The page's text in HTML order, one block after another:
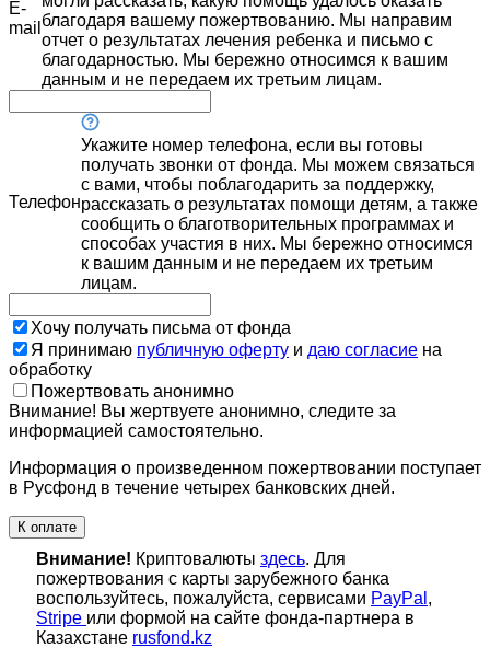
E-
mail благодаря вашему пожертвованию. Мы направим
отчет о результатах лечения ребенка и письмо с
благодарностью. Мы бережно относимся к вашим
данным и не передаем их третьим лицам.
Телефон
Укажите номер телефона, если вы готовы
получать звонки от фонда. Мы можем связаться
с вами, чтобы поблагодарить за поддержку,
рассказать о результатах помощи детям, а также
сообщить о благотворительных программах и
способах участия в них. Мы бережно относимся
к вашим данным и не передаем их третьим
лицам.
Хочу получать письма от фонда
Я принимаю публичную оферту и даю согласие на
обработку
Пожертвовать анонимно
Внимание! Вы жертвуете анонимно, следите за
информацией самостоятельно.
Информация о произведенном пожертвовании поступает
в Русфонд в течение четырех банковских дней.
К оплате
Внимание! Криптовалюты здесь. Для
пожертвования с карты зарубежного банка
воспользуйтесь, пожалуйста, сервисами PayPal ,
Stripe или формой на сайте фонда-партнера в
Казахстане rusfond.kz